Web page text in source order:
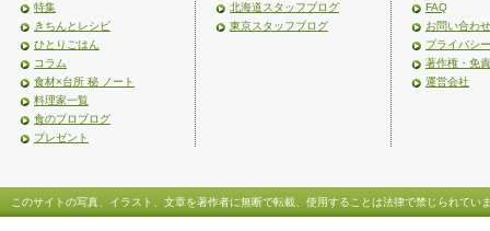
特集
きちんとレシピ
ひとりごはん
コラム
食材×台所 秘 ノート
料理家一覧
食のプロブログ
プレゼント
北海道スタッフブログ
東京スタッフブログ
FAQ
お問い合わせ
プライバシ
著作権・免
運営会社
このサイトの写真、イラスト、文章を著作者に無断で転載、使用することは法律で禁じられてい